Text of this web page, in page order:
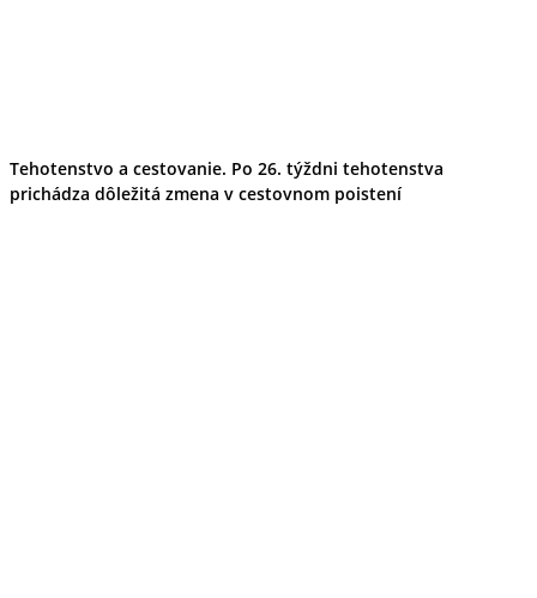
Tehotenstvo a cestovanie. Po 26. týždni tehotenstva
prichádza dôležitá zmena v cestovnom poistení